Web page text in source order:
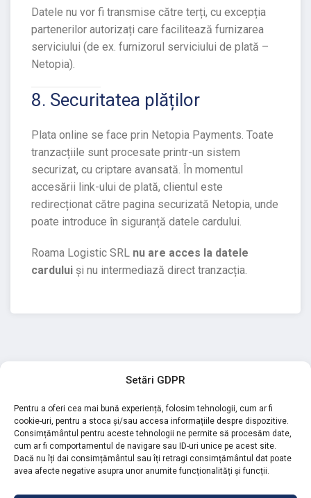
Setări GDPR
Pentru a oferi cea mai bună experiență, folosim tehnologii, cum ar fi
cookie-uri, pentru a stoca și/sau accesa informațiile despre dispozitive.
Consimțământul pentru aceste tehnologii ne permite să procesăm date,
cum ar fi comportamentul de navigare sau ID-uri unice pe acest site.
Dacă nu îți dai consimțământul sau îți retragi consimțământul dat poate
avea afecte negative asupra unor anumite funcționalități și funcții.
Datele nu vor fi transmise către terți, cu excepția
partenerilor autorizați care facilitează furnizarea
serviciului (de ex. furnizorul serviciului de plată –
Netopia).
8. Securitatea plăților
Plata online se face prin Netopia Payments. Toate
tranzacțiile sunt procesate printr-un sistem
securizat, cu criptare avansată. În momentul
accesării link-ului de plată, clientul este
redirecționat către pagina securizată Netopia, unde
poate introduce în siguranță datele cardului.
Roama Logistic SRL nu are acces la datele
cardului și nu intermediază direct tranzacția.
+40 730 550 632
contact@roamalogistic.ro
Termeni și
condiții
Politica de
confidențialitate
Politica
cookies
Setări
GDPR